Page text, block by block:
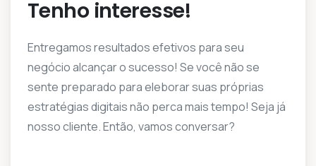
Tenho interesse!
Entregamos resultados efetivos para seu
negócio alcançar o sucesso! Se você não se
sente preparado para eleborar suas próprias
estratégias digitais não perca mais tempo! Seja já
nosso cliente. Então, vamos conversar?